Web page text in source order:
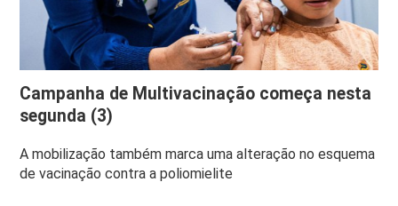
Campanha de Multivacinação começa nesta
segunda (3)
A mobilização também marca uma alteração no esquema
de vacinação contra a poliomielite